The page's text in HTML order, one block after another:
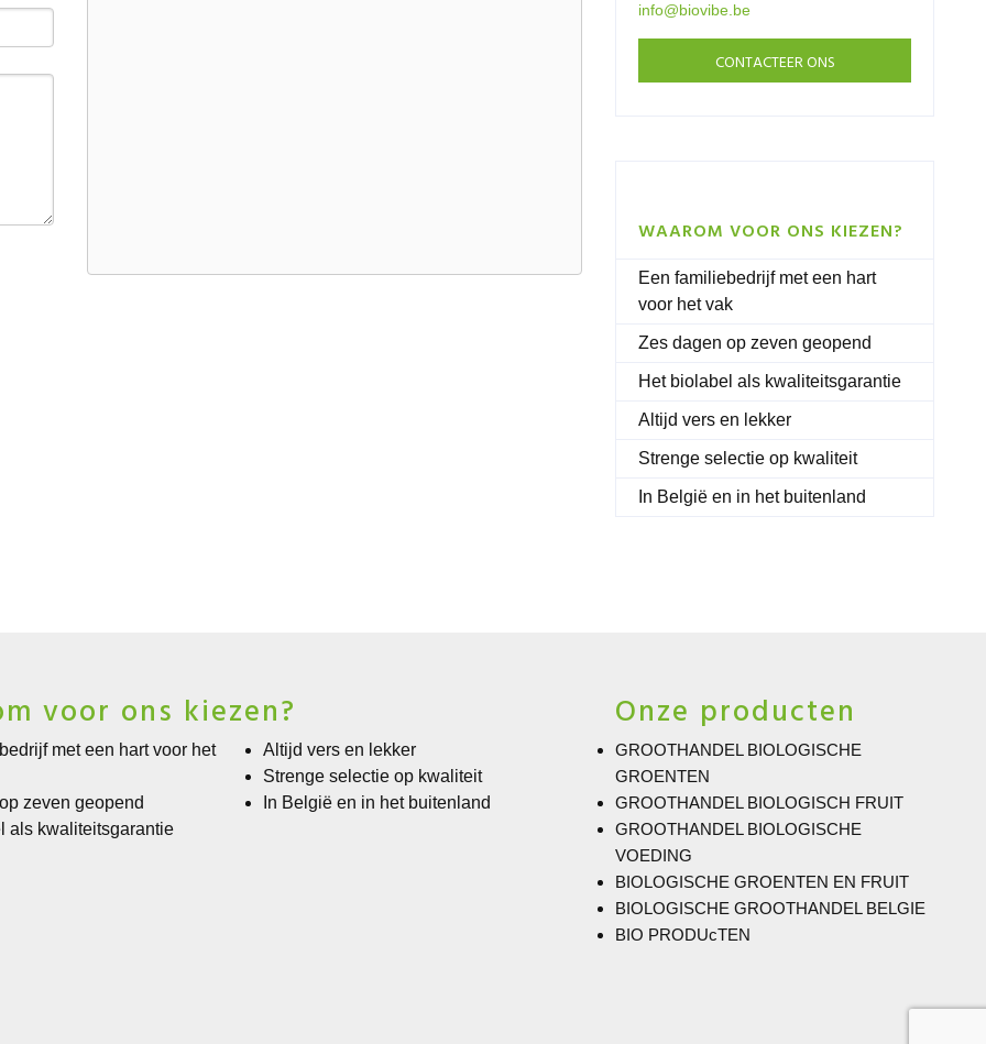
info@biovibe.be
CONTACTEER ONS
WAAROM VOOR ONS KIEZEN?
Een familiebedrijf met een hart
voor het vak
Zes dagen op zeven geopend
Het biolabel als kwaliteitsgarantie
Altijd vers en lekker
Strenge selectie op kwaliteit
In België en in het buitenland
voor ons kiezen?
met een hart voor het
zeven geopend
als kwaliteitsgarantie
Altijd vers en lekker
Strenge selectie op kwaliteit
In België en in het buitenland
Onze producten
GROOTHANDEL BIOLOGISCHE
GROENTEN
GROOTHANDEL BIOLOGISCH FRUIT
GROOTHANDEL BIOLOGISCHE
VOEDING
BIOLOGISCHE GROENTEN EN FRUIT
BIOLOGISCHE GROOTHANDEL BELGIE
BIO PRODUcTEN